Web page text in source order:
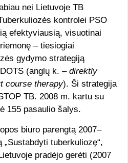
nei Lietuvoje TB
kontrolei PSO
efektyviausią, visuotinai
– tiesiogiai
gydymo strategiją
(anglų k. – direktly
course therapy). Ši strategija
TB. 2008 m. kartu su
155 pasaulio šalys.
biuro parengtą 2007–
tuberkuliozę“,
pradėjo gerėti (2007